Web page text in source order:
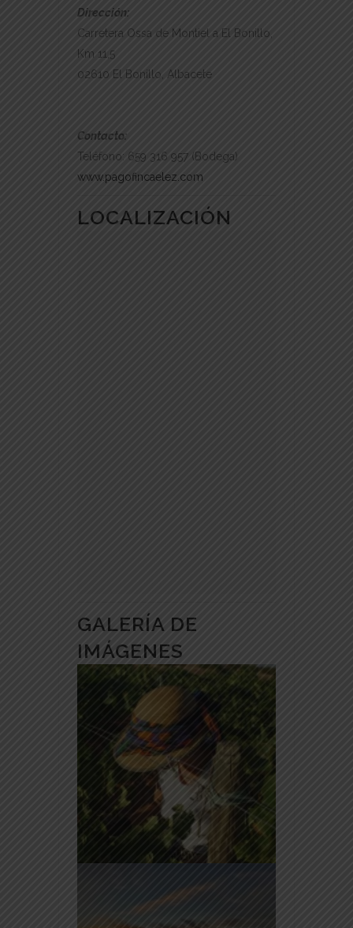
Dirección:
Carretera Ossa de Montiel a El Bonillo,
Km 11,5
02610 El Bonillo, Albacete
Contacto:
Teléfono: 659 316 957 (Bodega)
www.pagofincaelez.com
LOCALIZACIÓN
GALERÍA DE
IMÁGENES